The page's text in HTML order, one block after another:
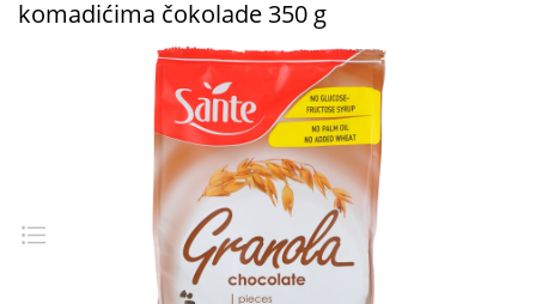
komadićima čokolade 350 g